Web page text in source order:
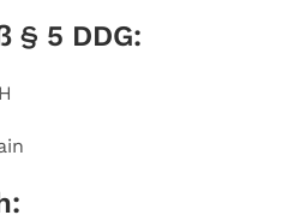
§ 5 DDG: